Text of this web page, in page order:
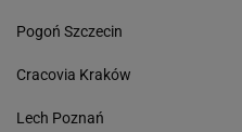
Pogoń Szczecin
Cracovia Kraków
Lech Poznań